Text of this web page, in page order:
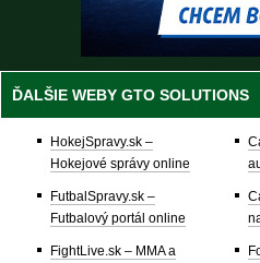
ĎALŠIE WEBY GTO SOLUTIONS
HokejSpravy.sk –
Hokejové správy online
FutbalSpravy.sk –
Futbalový portál online
FightLive.sk – MMA a